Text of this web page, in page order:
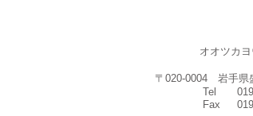
オオツカ
〒020-0004 岩手県
Tel 019-
Fax 019-